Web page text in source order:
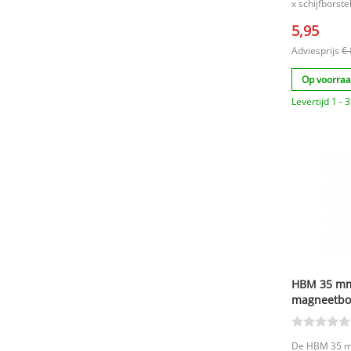
x
5,95
Adviesprijs €
Op
Levertijd 1 -
HBM 35
1500 W
De HBM 35